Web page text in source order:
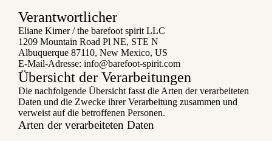
Verantwortlicher
Eliane Kirner / the barefoot spirit LLC
1209 Mountain Road Pl NE, STE N
Albuquerque 87110, New Mexico, US
E-Mail-Adresse: info@barefoot-spirit.com
Übersicht der Verarbeitungen
Die nachfolgende Übersicht fasst die Arten der verarbeiteten
Daten und die Zwecke ihrer Verarbeitung zusammen und
verweist auf die betroffenen Personen.
Arten der verarbeiteten Daten